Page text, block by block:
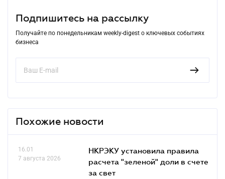
Подпишитесь на рассылку
Получайте по понедельникам weekly-digest о ключевых событиях
бизнеса
Похожие новости
16.01
7 августа 2026
НКРЭКУ установила правила
расчета "зеленой" доли в счете
за свет